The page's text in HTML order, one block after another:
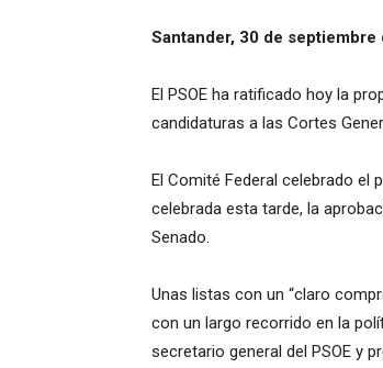
Santander, 30 de septiembre
El PSOE ha ratificado hoy la
candidaturas a las Cortes
El Comité Federal celebrado el
celebrada esta tarde, la
Senado.
Unas listas con un “claro
con un largo recorrido en la
secretario general del PSOE y